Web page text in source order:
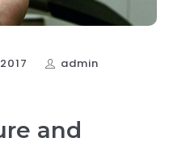
admin
and